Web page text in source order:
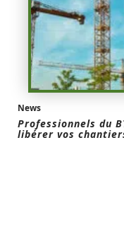
News
Professionnels du
libérer vos